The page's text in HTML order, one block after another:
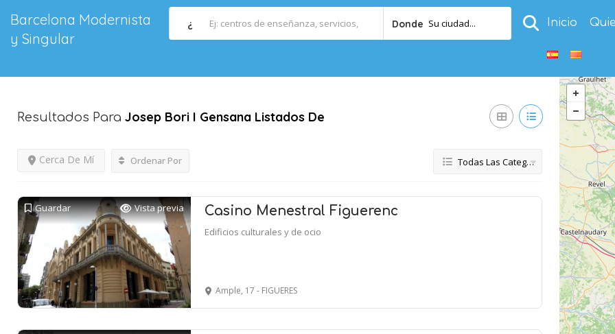
Barcelona Modernista
y Singular
¿ Donde Su ciudad... Inicio
Resultados Para Josep Bori I Gensana Listados De
Cerca De Mí Ordenar Por Todas Las Categorías
Guardar Vista previa Casino Menestral Figuerenc
Edificios culturales y de ocio
Ample, 17 - FIGUERES